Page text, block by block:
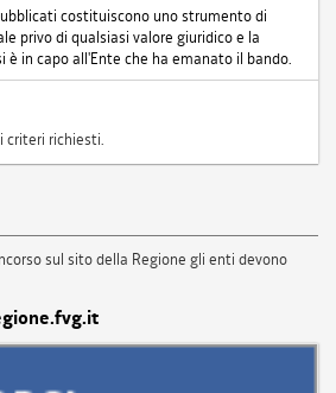
costituiscono uno strumento di
privo di qualsiasi valore giuridico e la
è in capo all'Ente che ha emanato il bando.
criteri richiesti.
sul sito della Regione gli enti devono